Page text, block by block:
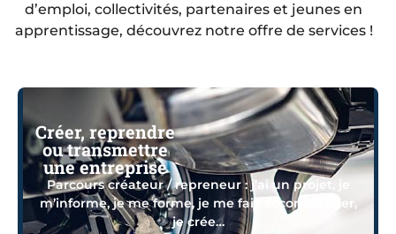
d’emploi, collectivités, partenaires et jeunes en
apprentissage, découvrez notre offre de services !
Créer, reprendre
ou transmettre
une entreprise
Parcours créateur / repreneur : j’ai un projet, je
m’informe, je me forme, je me fais accompagner,
je crée…